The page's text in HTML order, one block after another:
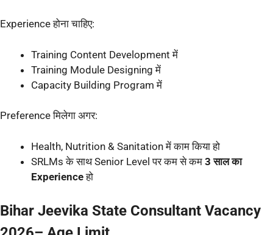
Experience होना चाहिए:
Training Content Development में
Training Module Designing में
Capacity Building Program में
Preference मिलेगा अगर:
Health, Nutrition & Sanitation में काम किया हो
SRLMs के साथ Senior Level पर कम से कम 3 साल का
Experienceहो
Bihar Jeevika State Consultant Vacancy